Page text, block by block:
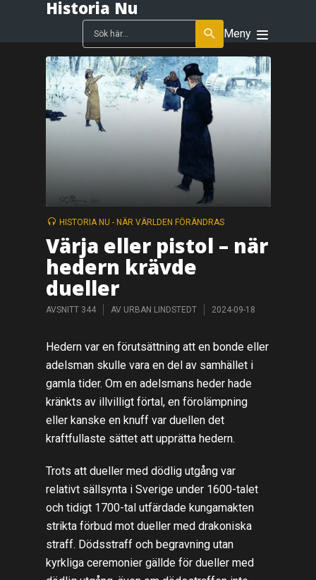
Historia Nu
Meny
HISTORIA NU - NÄR VÄRLDEN FÖRÄNDRAS
Värja eller pistol – när
hedern krävde
dueller
AVSNITT 344 AV URBAN LINDSTEDT 2024-09-18
Hedern var en förutsättning att en bonde eller
adelsman skulle vara en del av samhället i
gamla tider. Om en adelsmans heder hade
kränkts av illvilligt förtal, en förolämpning
eller kanske en knuff var duellen det
kraftfullaste sättet att upprätta hedern.
Trots att dueller med dödlig utgång var
relativt sällsynta i Sverige under 1600-talet
och tidigt 1700-tal utfärdade kungamakten
strikta förbud mot dueller med drakoniska
straff. Dödsstraff och begravning utan
kyrkliga ceremonier gällde för dueller med